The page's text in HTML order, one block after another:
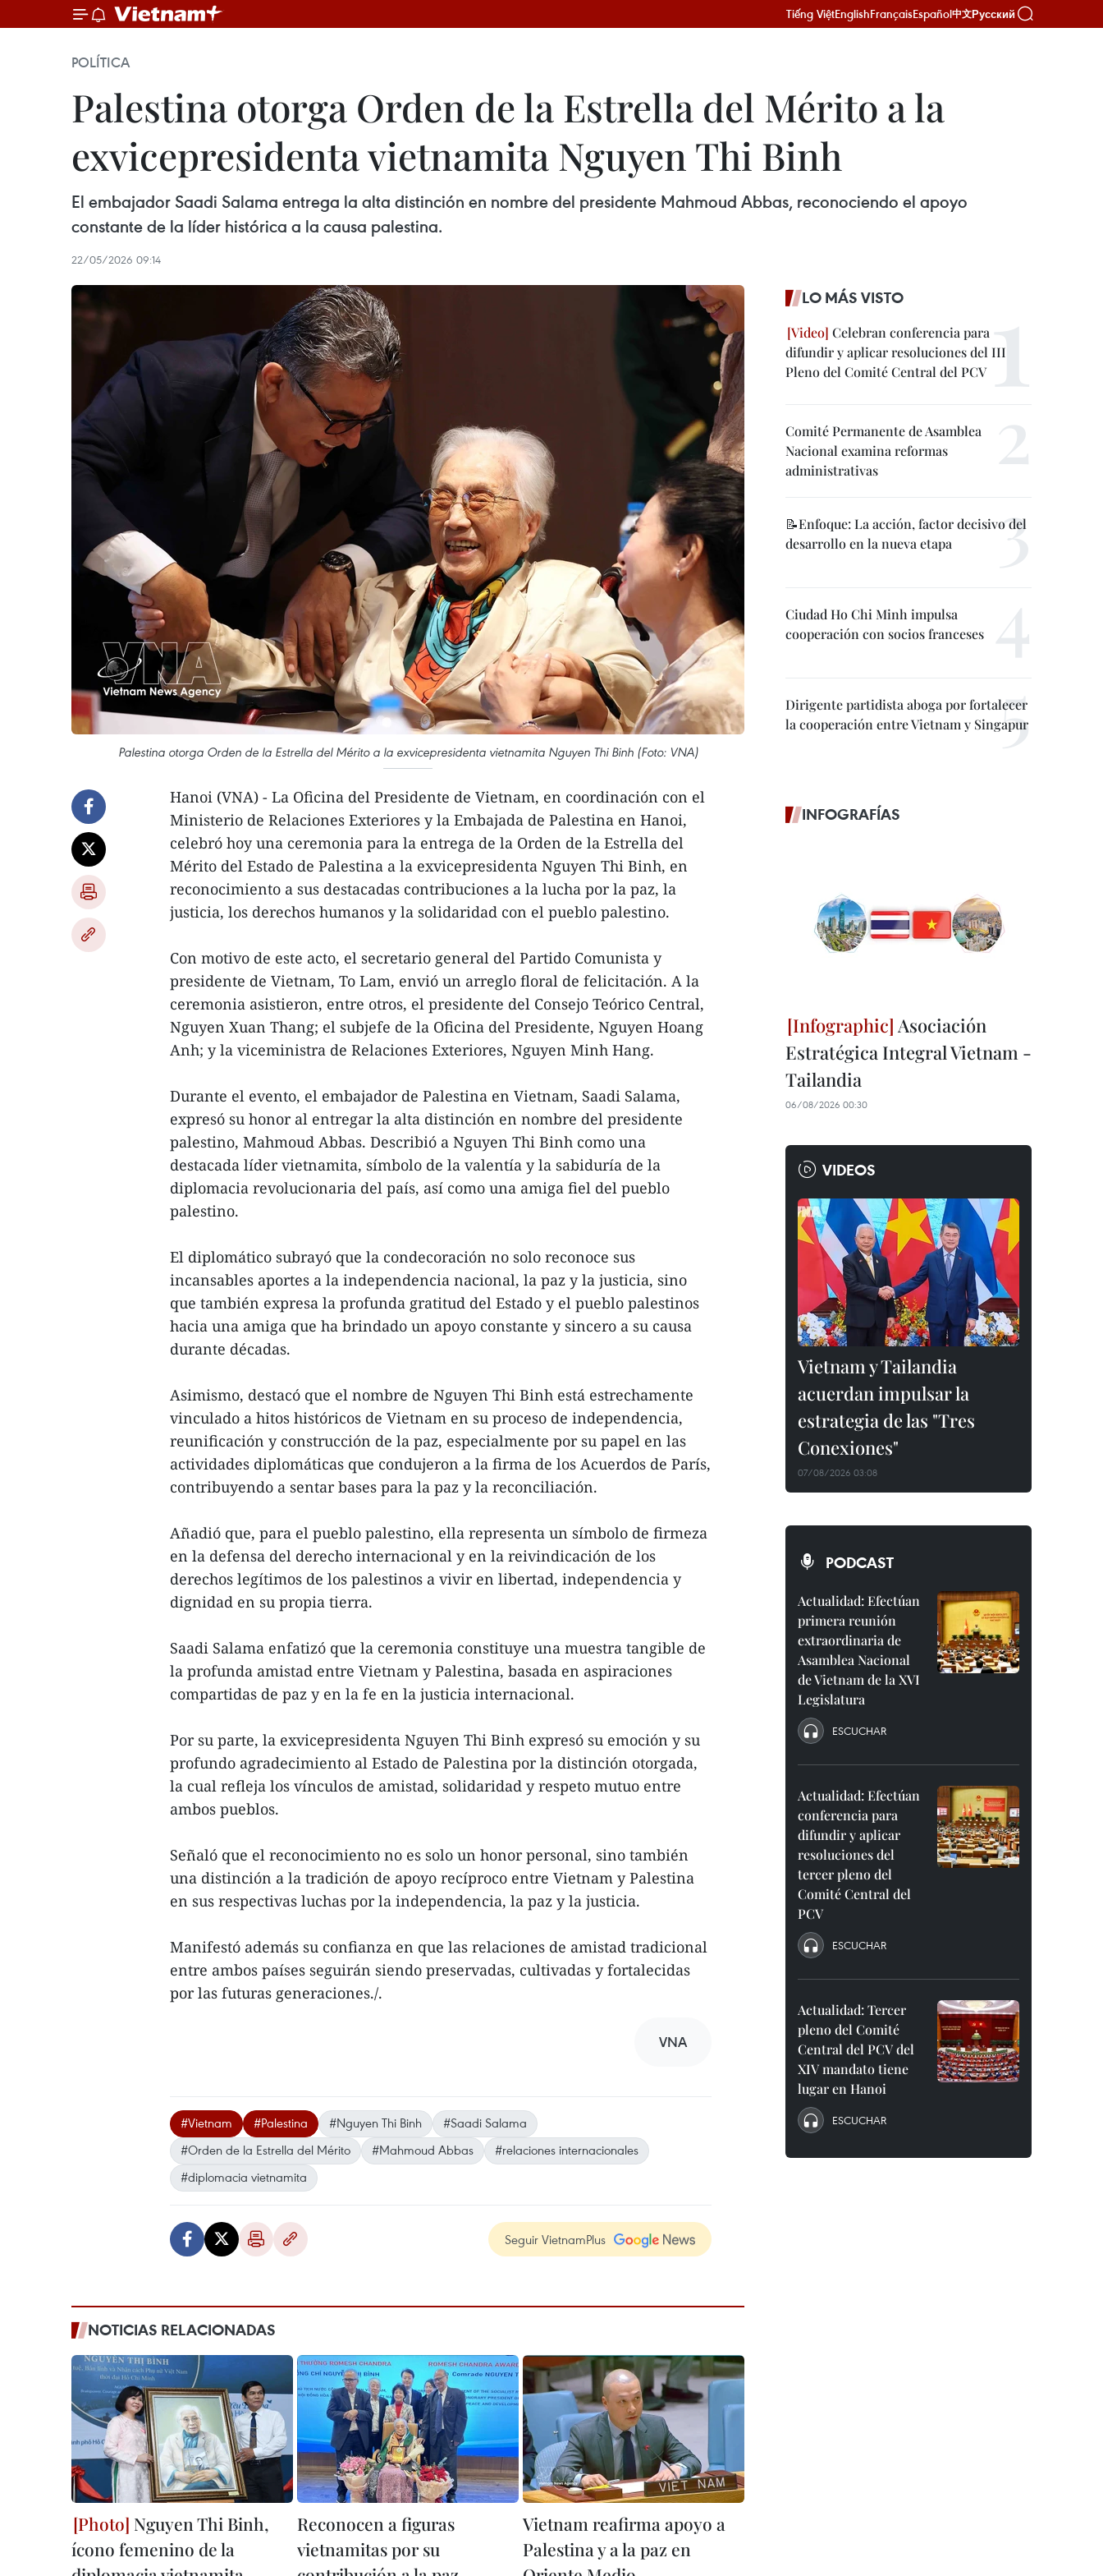
Tiếng ViệtEnglishFrançaisEspañol中文Русский
POLÍTICA
Palestina otorga Orden de la Estrella del Mérito a la
exvicepresidenta vietnamita Nguyen Thi Binh
El embajador Saadi Salama entrega la alta distinción en nombre del presidente Mahmoud Abbas, reconociendo el apoyo
constante de la líder histórica a la causa palestina.
22/05/2026 09:14
Palestina otorga Orden de la Estrella del Mérito a la exvicepresidenta vietnamita Nguyen Thi Binh (Foto: VNA)
Hanoi (VNA) - La Oficina del Presidente de Vietnam, en coordinación con el
Ministerio de Relaciones Exteriores y la Embajada de Palestina en Hanoi,
celebró hoy una ceremonia para la entrega de la Orden de la Estrella del
Mérito del Estado de Palestina a la exvicepresidenta Nguyen Thi Binh, en
reconocimiento a sus destacadas contribuciones a la lucha por la paz, la
justicia, los derechos humanos y la solidaridad con el pueblo palestino.
Con motivo de este acto, el secretario general del Partido Comunista y
presidente de Vietnam, To Lam, envió un arreglo floral de felicitación. A la
ceremonia asistieron, entre otros, el presidente del Consejo Teórico Central,
Nguyen Xuan Thang; el subjefe de la Oficina del Presidente, Nguyen Hoang
Anh; y la viceministra de Relaciones Exteriores, Nguyen Minh Hang.
Durante el evento, el embajador de Palestina en Vietnam, Saadi Salama,
expresó su honor al entregar la alta distinción en nombre del presidente
palestino, Mahmoud Abbas. Describió a Nguyen Thi Binh como una
destacada líder vietnamita, símbolo de la valentía y la sabiduría de la
diplomacia revolucionaria del país, así como una amiga fiel del pueblo
palestino.
El diplomático subrayó que la condecoración no solo reconoce sus
incansables aportes a la independencia nacional, la paz y la justicia, sino
que también expresa la profunda gratitud del Estado y el pueblo palestinos
hacia una amiga que ha brindado un apoyo constante y sincero a su causa
durante décadas.
Asimismo, destacó que el nombre de Nguyen Thi Binh está estrechamente
vinculado a hitos históricos de Vietnam en su proceso de independencia,
reunificación y construcción de la paz, especialmente por su papel en las
actividades diplomáticas que condujeron a la firma de los Acuerdos de París,
contribuyendo a sentar bases para la paz y la reconciliación.
Añadió que, para el pueblo palestino, ella representa un símbolo de firmeza
en la defensa del derecho internacional y en la reivindicación de los
derechos legítimos de los palestinos a vivir en libertad, independencia y
dignidad en su propia tierra.
Saadi Salama enfatizó que la ceremonia constituye una muestra tangible de
la profunda amistad entre Vietnam y Palestina, basada en aspiraciones
compartidas de paz y en la fe en la justicia internacional.
Por su parte, la exvicepresidenta Nguyen Thi Binh expresó su emoción y su
profundo agradecimiento al Estado de Palestina por la distinción otorgada,
la cual refleja los vínculos de amistad, solidaridad y respeto mutuo entre
ambos pueblos.
Señaló que el reconocimiento no es solo un honor personal, sino también
una distinción a la tradición de apoyo recíproco entre Vietnam y Palestina
en sus respectivas luchas por la independencia, la paz y la justicia.
Manifestó además su confianza en que las relaciones de amistad tradicional
entre ambos países seguirán siendo preservadas, cultivadas y fortalecidas
por las futuras generaciones./.
VNA
#Vietnam #Palestina #Nguyen Thi Binh
#Saadi Salama
#Orden de la Estrella del Mérito
#Mahmoud Abbas
#relaciones internacionales
#diplomacia vietnamita
Seguir VietnamPlus
NOTICIAS RELACIONADAS
Nguyen Thi Binh,
ícono femenino de la
Reconocen a figuras
vietnamitas por su
Vietnam reafirma apoyo a
Palestina y a la paz en
LO MÁS VISTO
Celebran conferencia para
difundir y aplicar resoluciones del III
Pleno del Comité Central del PCV
Comité Permanente de Asamblea
Nacional examina reformas
administrativas
📝Enfoque: La acción, factor decisivo del
desarrollo en la nueva etapa
Ciudad Ho Chi Minh impulsa
cooperación con socios franceses
Dirigente partidista aboga por fortalecer
la cooperación entre Vietnam y Singapur
INFOGRAFÍAS
Asociación
Estratégica Integral Vietnam -
Tailandia
06/08/2026 00:30
VIDEOS
Vietnam y Tailandia
acuerdan impulsar la
estrategia de las "Tres
Conexiones"
07/08/2026 03:08
PODCAST
Actualidad: Efectúan
primera reunión
extraordinaria de
Asamblea Nacional
de Vietnam de la XVI
Legislatura
ESCUCHAR
Actualidad: Efectúan
conferencia para
difundir y aplicar
resoluciones del
tercer pleno del
Comité Central del
PCV
ESCUCHAR
Actualidad: Tercer
pleno del Comité
Central del PCV del
XIV mandato tiene
lugar en Hanoi
ESCUCHAR